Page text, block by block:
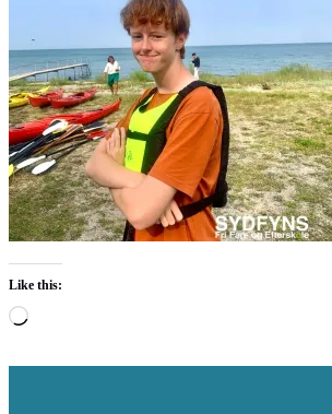
Like this:
Loading…